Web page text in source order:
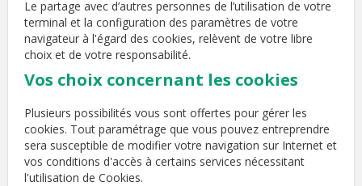
Le partage avec d’autres personnes de l’utilisation de votre
terminal et la configuration des paramètres de votre
navigateur à l'égard des cookies, relèvent de votre libre
choix et de votre responsabilité.
Vos choix concernant les cookies
Plusieurs possibilités vous sont offertes pour gérer les
cookies. Tout paramétrage que vous pouvez entreprendre
sera susceptible de modifier votre navigation sur Internet et
vos conditions d'accès à certains services nécessitant
l'utilisation de Cookies.